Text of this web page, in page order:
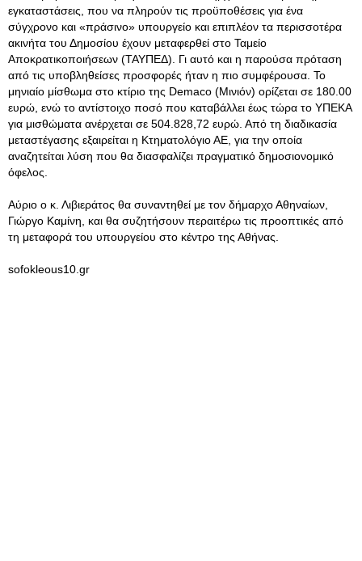
εγκαταστάσεις, που να πληρούν τις προϋποθέσεις για ένα
σύγχρονο και «πράσινο» υπουργείο και επιπλέον τα περισσοτέρα
ακινήτα του Δημοσίου έχουν μεταφερθεί στο Ταμείο
Αποκρατικοποιήσεων (ΤΑΥΠΕΔ). Γι αυτό και η παρούσα πρόταση
από τις υποβληθείσες προσφορές ήταν η πιο συμφέρουσα. Το
μηνιαίο μίσθωμα στο κτίριο της Demaco (Μινιόν) ορίζεται σε 180.00
ευρώ, ενώ το αντίστοιχο ποσό που καταβάλλει έως τώρα το ΥΠΕΚΑ
για μισθώματα ανέρχεται σε 504.828,72 ευρώ. Από τη διαδικασία
μεταστέγασης εξαιρείται η Κτηματολόγιο ΑΕ, για την οποία
αναζητείται λύση που θα διασφαλίζει πραγματικό δημοσιονομικό
όφελος.
Αύριο ο κ. Λιβιεράτος θα συναντηθεί με τον δήμαρχο Αθηναίων,
Γιώργο Καμίνη, και θα συζητήσουν περαιτέρω τις προοπτικές από
τη μεταφορά του υπουργείου στο κέντρο της Αθήνας.
sofokleous10.gr